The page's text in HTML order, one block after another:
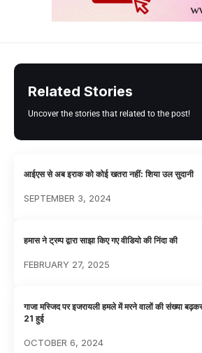
Related Stories
Uncover the stories that related to the post!
आईएस से अब इराक को कोई खतरा नहीं: शिया उल सुदानी
SEPTEMBER 3, 2024
हमास ने ट्रम्प द्वारा साझा किए गए वीडियो की निंदा की
FEBRUARY 27, 2025
गाजा मस्जिद पर इजरायली हमले में मरने वालों की संख्या
21 हुई
OCTOBER 6, 2024